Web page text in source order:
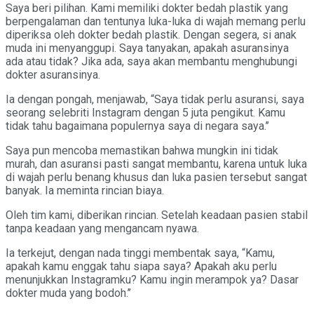
Saya beri pilihan. Kami memiliki dokter bedah plastik yang
berpengalaman dan tentunya luka-luka di wajah memang perlu
diperiksa oleh dokter bedah plastik. Dengan segera, si anak
muda ini menyanggupi. Saya tanyakan, apakah asuransinya
ada atau tidak? Jika ada, saya akan membantu menghubungi
dokter asuransinya.
Ia dengan pongah, menjawab, “Saya tidak perlu asuransi, saya
seorang selebriti Instagram dengan 5 juta pengikut. Kamu
tidak tahu bagaimana populernya saya di negara saya.’’
Saya pun mencoba memastikan bahwa mungkin ini tidak
murah, dan asuransi pasti sangat membantu, karena untuk luka
di wajah perlu benang khusus dan luka pasien tersebut sangat
banyak. Ia meminta rincian biaya.
Oleh tim kami, diberikan rincian. Setelah keadaan pasien stabil
tanpa keadaan yang mengancam nyawa.
Ia terkejut, dengan nada tinggi membentak saya, “Kamu,
apakah kamu enggak tahu siapa saya? Apakah aku perlu
menunjukkan Instagramku? Kamu ingin merampok ya? Dasar
dokter muda yang bodoh.’’